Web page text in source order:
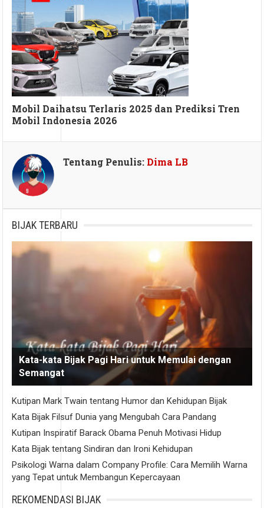
Mobil Daihatsu Terlaris 2025 dan Prediksi Tren
Mobil Indonesia 2026
Tentang Penulis: Dima LB
BIJAK TERBARU
Kata-kata Bijak Pagi Hari untuk Memulai dengan
Semangat
Kutipan Mark Twain tentang Humor dan Kehidupan Bijak
Kata Bijak Filsuf Dunia yang Mengubah Cara Pandang
Kutipan Inspiratif Barack Obama Penuh Motivasi Hidup
Kata Bijak tentang Sindiran dan Ironi Kehidupan
Psikologi Warna dalam Company Profile: Cara Memilih Warna
yang Tepat untuk Membangun Kepercayaan
REKOMENDASI BIJAK